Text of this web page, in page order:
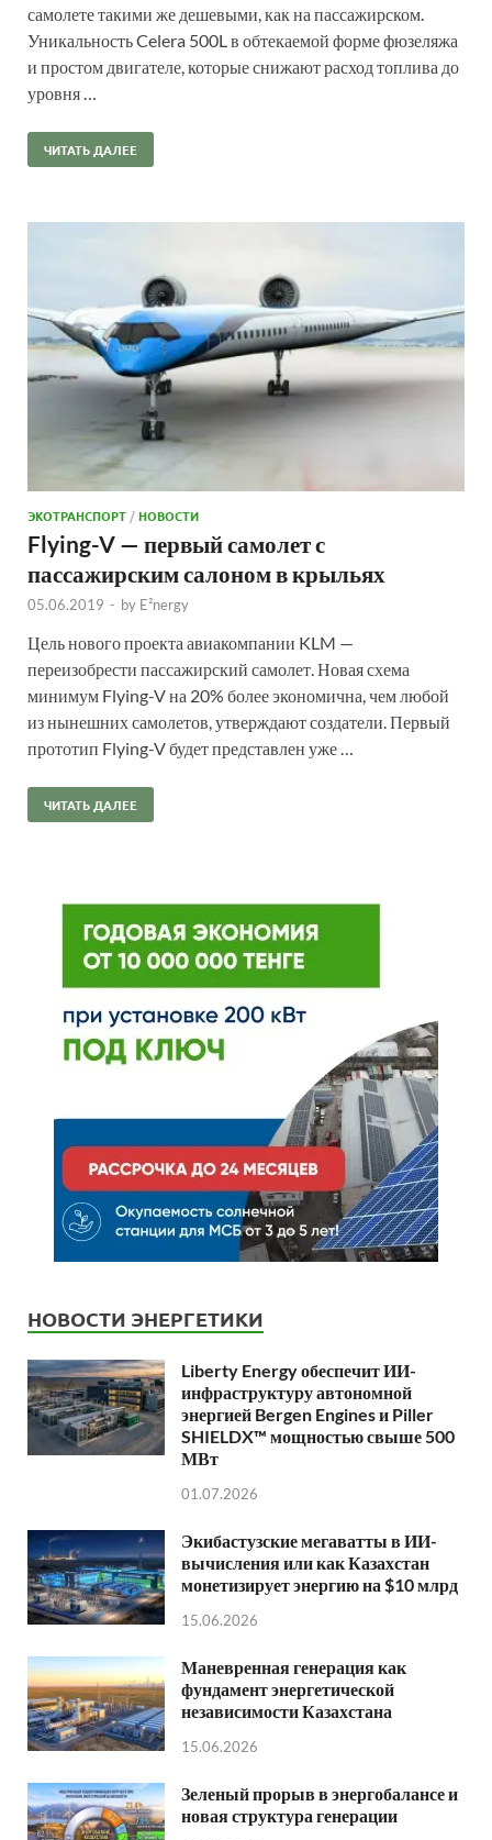
самолете такими же дешевыми, как на пассажирском.
Уникальность Celera 500L в обтекаемой форме фюзеляжа
и простом двигателе, которые снижают расход топлива до
уровня …
ЧИТАТЬ ДАЛЕЕ
ЭКОТРАНСПОРТ/НОВОСТИ
Flying-V — первый самолет с
пассажирским салоном в крыльях
05.06.2019 - by E²nergy
Цель нового проекта авиакомпании KLM —
переизобрести пассажирский самолет. Новая схема
минимум Flying-V на 20% более экономична, чем любой
из нынешних самолетов, утверждают создатели. Первый
прототип Flying-V будет представлен уже …
ЧИТАТЬ ДАЛЕЕ
НОВОСТИ ЭНЕРГЕТИКИ
Liberty Energy обеспечит ИИ-
инфраструктуру автономной
энергией Bergen Engines и Piller
SHIELDX™ мощностью свыше 500
МВт
01.07.2026
Экибастузские мегаватты в ИИ-
вычисления или как Казахстан
монетизирует энергию на $10 млрд
15.06.2026
Маневренная генерация как
фундамент энергетической
независимости Казахстана
15.06.2026
Зеленый прорыв в энергобалансе и
новая структура генерации